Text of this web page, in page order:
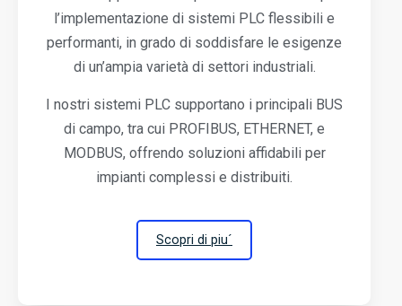
l’implementazione di sistemi PLC flessibili e
performanti, in grado di soddisfare le esigenze
di un’ampia varietà di settori industriali.
I nostri sistemi PLC supportano i principali BUS
di campo, tra cui PROFIBUS, ETHERNET, e
MODBUS, offrendo soluzioni affidabili per
impianti complessi e distribuiti.
Scopri di piu´